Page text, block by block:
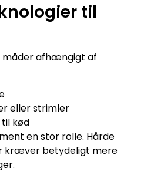
til
måder afhængigt af
eller strimler
kød
en stor rolle. Hårde
kræver betydeligt mere